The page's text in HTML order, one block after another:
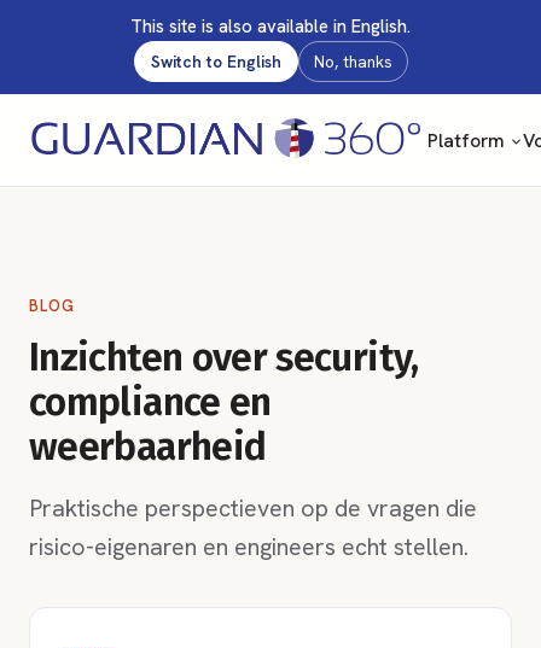
This site is also available in English.
Switch to English No, thanks
Platform
BLOG
Inzichten over security,
compliance en
weerbaarheid
Praktische perspectieven op de vragen die
risico-eigenaren en engineers echt stellen.